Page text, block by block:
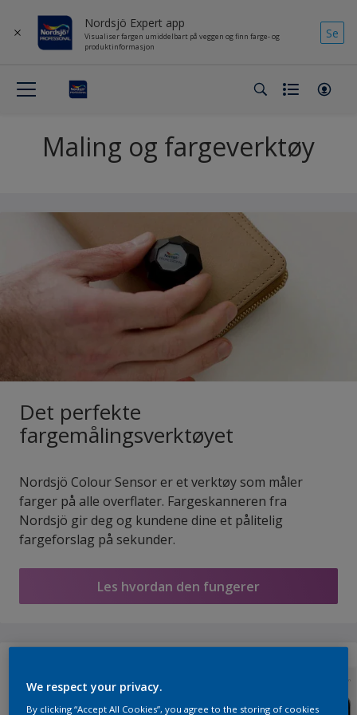
Nordsjö Expert app
Visualiser fargen umiddelbart på veggen og finn farge- og
produktinformasjon
Se
Maling og fargeverktøy
Det perfekte
fargemålingsverktøyet
Nordsjö Colour Sensor er et verktøy som måler
farger på alle overflater. Fargeskanneren fra
Nordsjö gir deg og kundene dine et pålitelig
fargeforslag på sekunder.
Les hvordan den fungerer
We respect your privacy.
By clicking “Accept All Cookies”, you agree to the storing of cookies